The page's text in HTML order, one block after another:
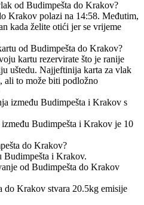
od Budimpešta do Krakov?
Krakov polazi na 14:58. Međutim,
kada želite otići jer se vrijeme
od Budimpešta do Krakov?
kartu rezervirate što je ranije
uštedu. Najjeftinija karta za vlak
ali to može biti podložno
između Budimpešta i Krakov s
Budimpešta i Krakov je 10
do Krakov?
Budimpešta i Krakov.
od Budimpešta do Krakov
do Krakov stvara 20.5kg emisije